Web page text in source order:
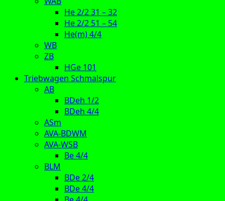
He 2/2 31 – 32
He 2/2 51 – 54
He(m) 4/4
WB
ZB
HGe 101
Triebwagen Schmalspur
AB
BDeh 1/2
BDeh 4/4
ASm
AVA-BDWM
AVA-WSB
Be 4/4
BLM
BDe 2/4
BDe 4/4